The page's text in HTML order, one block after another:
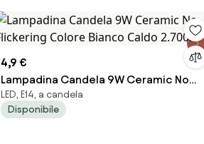
4,9 €
Lampadina Candela 9W Ceramic No
Flickering Colore Bianco Caldo 2.700K
LED, E14, a candela
Disponibile